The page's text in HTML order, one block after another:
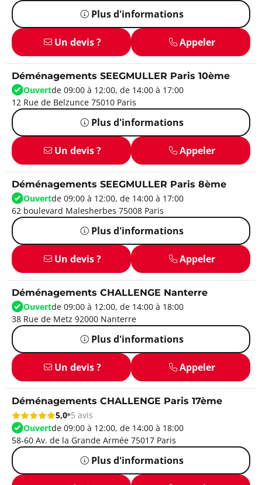
Plus d'informations
Un devis ? Appeler
Déménagements SEEGMULLER Paris 10ème
Ouvertde 09:00 à 12:00, de 14:00 à 17:00
12 Rue de Belzunce 75010 Paris
Plus d'informations
Un devis ? Appeler
Déménagements SEEGMULLER Paris 8ème
Ouvertde 09:00 à 12:00, de 14:00 à 17:00
62 boulevard Malesherbes 75008 Paris
Plus d'informations
Un devis ? Appeler
Déménagements CHALLENGE Nanterre
Ouvertde 09:00 à 12:00, de 14:00 à 18:00
38 Rue de Metz 92000 Nanterre
Plus d'informations
Un devis ? Appeler
Déménagements CHALLENGE Paris 17ème
5,0 5 avis
Ouvertde 09:00 à 12:00, de 14:00 à 18:00
58-60 Av. de la Grande Armée 75017 Paris
Plus d'informations